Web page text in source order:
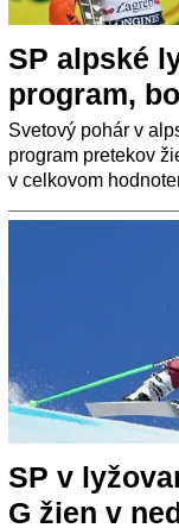
SP alpské
program,
Svetový pohár v
program pretekov
v celkovom
SP v
G žien v